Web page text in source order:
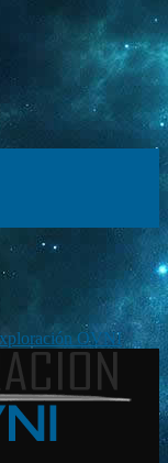
OVNI